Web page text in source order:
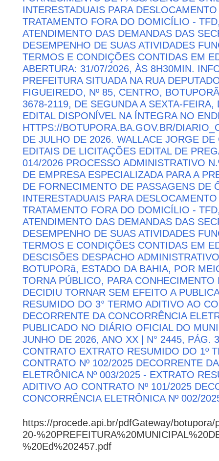
INTERESTADUAIS PARA
TRATAMENTO FORA DO DOMICÍLIO -
ATENDIMENTO DAS DEMANDAS DAS
DESEMPENHO DE SUAS ATIVIDADES
TERMOS E CONDIÇÕES CONTIDAS EM
ABERTURA: 31/07/2026, ÀS 8H30MIN.
PREFEITURA SITUADA NA RUA
FIGUEIREDO, Nº 85, CENTRO,
3678-2119, DE SEGUNDA A SEXTA-
EDITAL DISPONÍVEL NA ÍNTEGRA NO
HTTPS://BOTUPORA.BA.GOV.BR/
DE JULHO DE 2026. WALLACE JORGE
EDITAIS DE LICITAÇÕES EDITAL DE
014/2026 PROCESSO ADMINISTRATIVO
DE EMPRESA ESPECIALIZADA PARA A
DE FORNECIMENTO DE PASSAGENS DE
INTERESTADUAIS PARA
TRATAMENTO FORA DO DOMICÍLIO -
ATENDIMENTO DAS DEMANDAS DAS
DESEMPENHO DE SUAS ATIVIDADES
TERMOS E CONDIÇÕES CONTIDAS EM
DESCISÕES DESPACHO
BOTUPORă, ESTADO DA BAHIA, POR
TORNA PÚBLICO, PARA
DECIDIU TORNAR SEM EFEITO A
RESUMIDO DO 3° TERMO ADITIVO AO
DECORRENTE DA CONCORRÊNCIA
PUBLICADO NO DIÁRIO OFICIAL DO
JUNHO DE 2026, ANO XX | N° 2445, PÁG.
CONTRATO EXTRATO RESUMIDO DO 1º
CONTRATO Nº 102/2025 DECORRENTE
ELETRÔNICA Nº 003/2025 - EXTRATO
ADITIVO AO CONTRATO Nº 101/2025
CONCORRÊNCIA ELETRÔNICA Nº 002/
https://procede.api.br/pdfGateway/
20-
%20Ed%202457.pdf